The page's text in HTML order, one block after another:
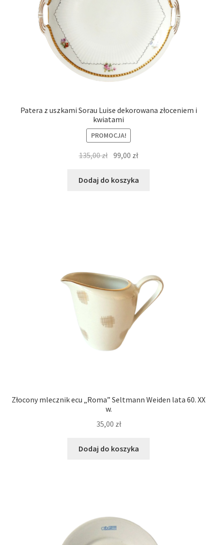
Patera z uszkami Sorau Luise dekorowana złoceniem i
kwiatami
PROMOCJA!
135,00zł Pierwotna
wynosiła:
99,00 złAktualna
wynosi:
Dodaj do koszyka
Złocony mlecznik ecu „Roma” Seltmann Weiden lata 60. XX
w.
35,00 zł
Dodaj do koszyka